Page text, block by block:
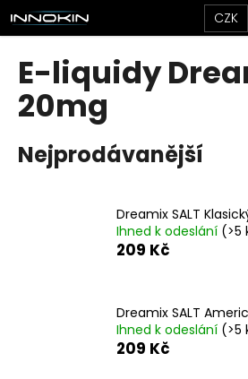
Přejít
na
obsah
CZK
E-liquidy
20mg
Nejprodávanější
Dreamix SALT
Ihned k odeslání (>5
209 Kč
Dreamix SALT
Ihned k odeslání (>5
209 Kč
K
o
C
o
p
o